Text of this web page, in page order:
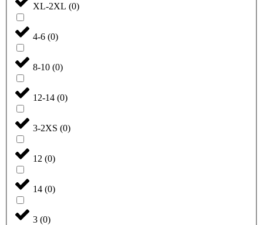
XL-2XL (0)
4-6 (0)
8-10 (0)
12-14 (0)
3-2XS (0)
12 (0)
14 (0)
3 (0)